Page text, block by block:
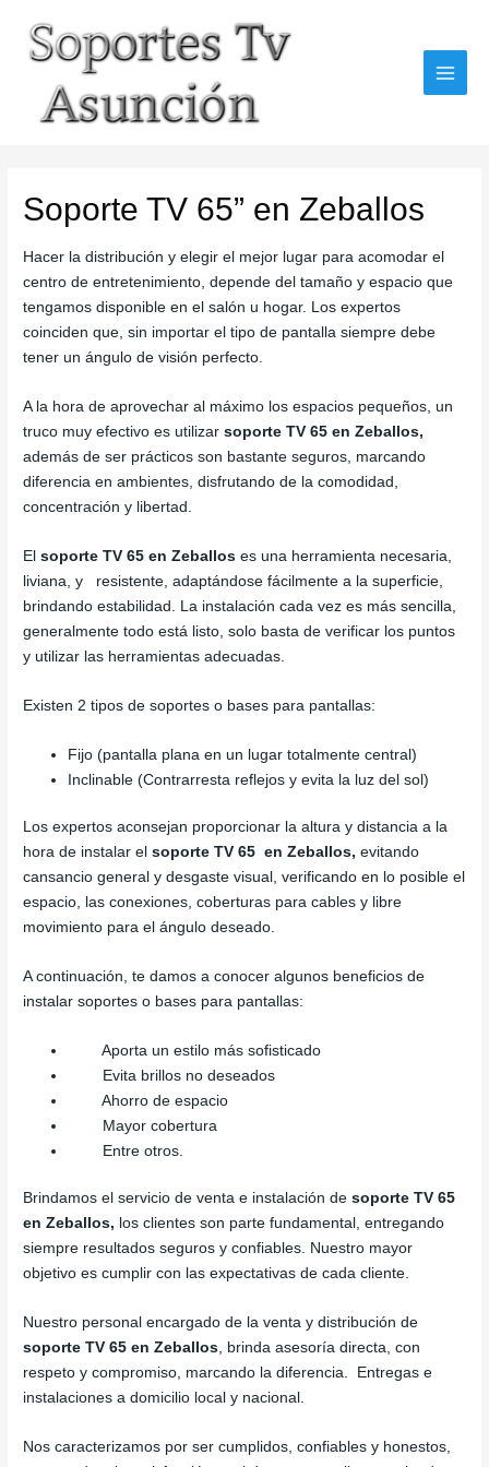
content
Soporte TV 65” en Zeballos
Hacer la distribución y elegir el mejor lugar para acomodar el
centro de entretenimiento, depende del tamaño y espacio que
tengamos disponible en el salón u hogar. Los expertos
coinciden que, sin importar el tipo de pantalla siempre debe
tener un ángulo de visión perfecto.
A la hora de aprovechar al máximo los espacios pequeños, un
truco muy efectivo es utilizarsoporte TV 65 en Zeballos,
además de ser prácticos son bastante seguros, marcando
diferencia en ambientes, disfrutando de la comodidad,
concentración y libertad.
Elsoporte TV 65 en Zeballoses una herramienta necesaria,
liviana, y resistente, adaptándose fácilmente a la superficie,
brindando estabilidad. La instalación cada vez es más sencilla,
generalmente todo está listo, solo basta de verificar los puntos
y utilizar las herramientas adecuadas.
Existen 2 tipos de soportes o bases para pantallas:
Fijo (pantalla plana en un lugar totalmente central)
Inclinable (Contrarresta reflejos y evita la luz del sol)
Los expertos aconsejan proporcionar la altura y distancia a la
hora de instalar elsoporte TV 65 en Zeballos,evitando
cansancio general y desgaste visual, verificando en lo posible el
espacio, las conexiones, coberturas para cables y libre
movimiento para el ángulo deseado.
A continuación, te damos a conocer algunos beneficios de
instalar soportes o bases para pantallas:
Aporta un estilo más sofisticado
Evita brillos no deseados
Ahorro de espacio
Mayor cobertura
Entre otros.
Brindamos el servicio de venta e instalación desoporte TV 65
en Zeballos, los clientes son parte fundamental, entregando
siempre resultados seguros y confiables. Nuestro mayor
objetivo es cumplir con las expectativas de cada cliente.
Nuestro personal encargado de la venta y distribución de
soporte TV 65 en Zeballos, brinda asesoría directa, con
respeto y compromiso, marcando la diferencia. Entregas e
instalaciones a domicilio local y nacional.
Nos caracterizamos por ser cumplidos, confiables y honestos,